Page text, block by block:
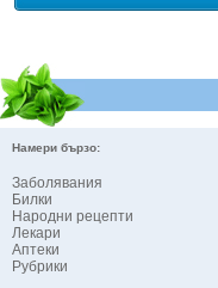
Намери бързо:
Заболявания
Билки
Народни рецепти
Лекари
Аптеки
Рубрики